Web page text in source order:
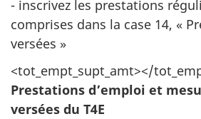
- inscrivez les prestations
comprises dans la case 14, «
versées »
<tot_empt_supt_amt></
Prestations d’emploi et
versées du T4E